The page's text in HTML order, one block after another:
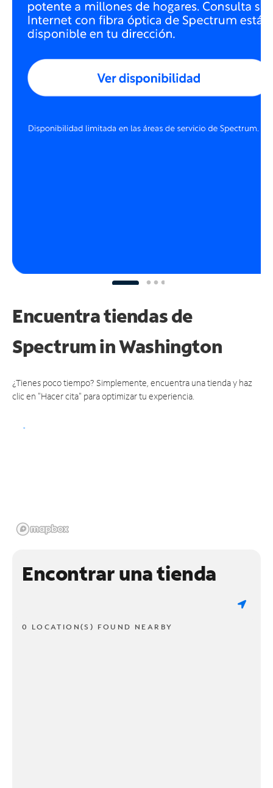
Encuentra tiendas de
Spectrumin Washington
¿Tienes poco tiempo? Simplemente, encuentra una tienda y haz
clic en "Hacer cita" para optimizar tu experiencia.
Encontrar una tienda
0 LOCATION(S) FOUND NEARBY